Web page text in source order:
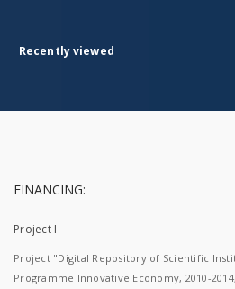
Recently viewed
FINANCING:
Project I
Project "Digital Repository of Scientific
Programme Innovative Economy, 2010-